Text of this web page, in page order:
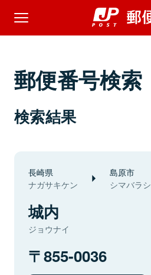
郵便番号検索
検索結果
長崎県
ナガサキケン
島原市
シマバラシ
城内
ジョウナイ
855-0036